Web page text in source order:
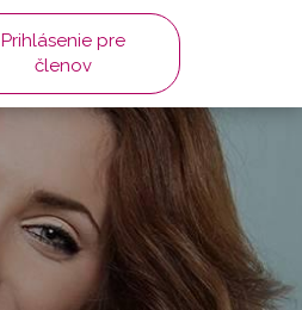
Prihlásenie pre
členov